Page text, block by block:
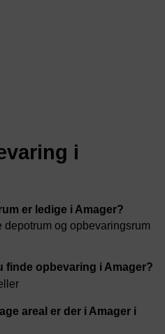
i
er ledige i Amager?
og opbevaringsrum
finde opbevaring i Amager?
areal er der i Amager i